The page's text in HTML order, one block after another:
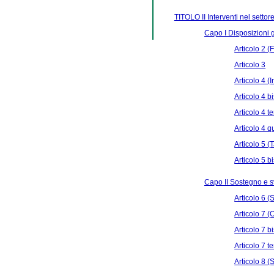
TITOLO II Interventi nel
Capo I Disposizioni
Articolo 2
Articolo 3
Articolo 4
Articolo 4
Articolo 4
Articolo 4
Articolo 5
Articolo 5
Capo II Sostegno e
Articolo 6
Articolo 7
Articolo 7
Articolo 7
Articolo 8